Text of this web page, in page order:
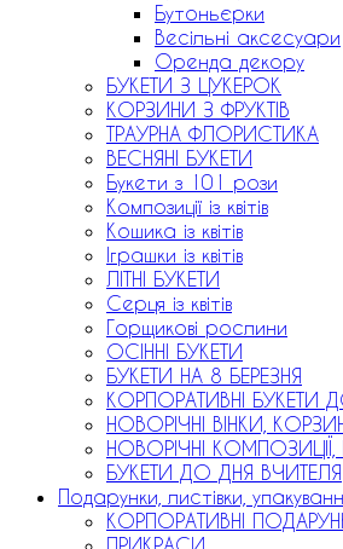
Бутоньєрки
Весільні аксесуари
Оренда декору
БУКЕТИ З ЦУКЕРОК
КОРЗИНИ З ФРУКТІВ
ТРАУРНА ФЛОРИСТИКА
ВЕСНЯНІ БУКЕТИ
Букети з 101 рози
Композиції із квітів
Кошика із квітів
Іграшки із квітів
ЛІТНІ БУКЕТИ
Серця із квітів
Горщикові рослини
ОСІННІ БУКЕТИ
БУКЕТИ НА 8 БЕРЕЗНЯ
КОРПОРАТИВНІ БУКЕТИ
НОВОРІЧНІ ВІНКИ,
НОВОРІЧНІ КОМПОЗИЦІЇ,
БУКЕТИ ДО ДНЯ ВЧИТЕЛЯ
Подарунки, листівки,
КОРПОРАТИВНІ